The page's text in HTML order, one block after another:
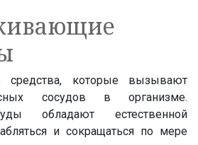
средства, которые вызывают
сосудов в организме.
обладают естественной
и сокращаться по мере